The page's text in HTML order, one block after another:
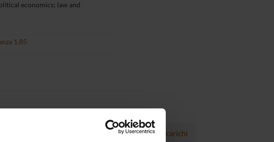
economics; law and
1.85
Pubblicazioni Incarichi